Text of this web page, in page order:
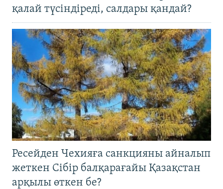
қалай түсіндіреді, салдары қандай?
Ресейден Чехияға санкцияны айналып
жеткен Сібір балқарағайы Қазақстан
арқылы өткен бе?